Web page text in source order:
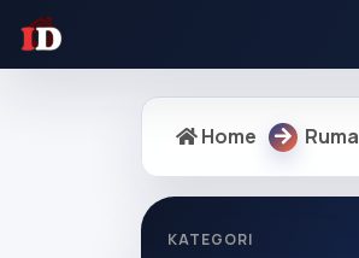
Home
KATEGORI